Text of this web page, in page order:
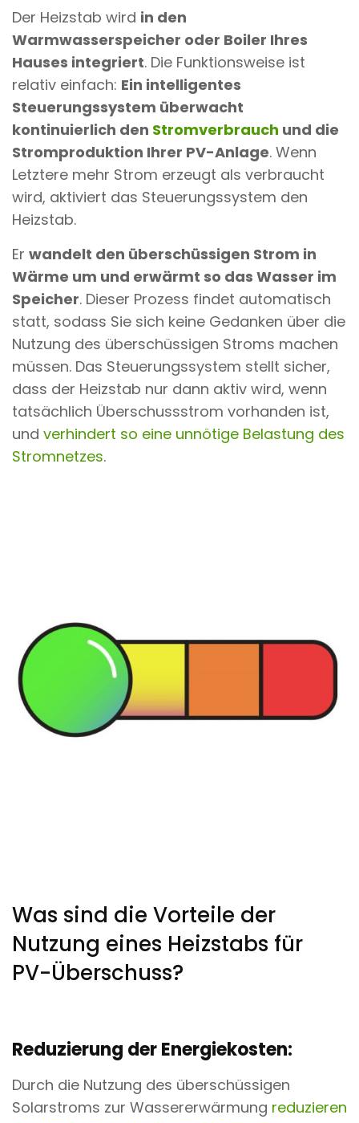
Der Heizstab wird in den
Warmwasserspeicher oder Boiler Ihres
Hauses integriert. Die Funktionsweise ist
relativ einfach: Ein intelligentes
Steuerungssystem überwacht
kontinuierlich den Stromverbrauch und die
Stromproduktion Ihrer PV-Anlage. Wenn
Letztere mehr Strom erzeugt als verbraucht
wird, aktiviert das Steuerungssystem den
Heizstab.
Er wandelt den überschüssigen Strom in
Wärme um und erwärmt so das Wasser im
Speicher. Dieser Prozess findet automatisch
statt, sodass Sie sich keine Gedanken über die
Nutzung des überschüssigen Stroms machen
müssen. Das Steuerungssystem stellt sicher,
dass der Heizstab nur dann aktiv wird, wenn
tatsächlich Überschussstrom vorhanden ist,
und verhindert so eine unnötige Belastung des
Stromnetzes.
Was sind die Vorteile der
Nutzung eines Heizstabs für
PV-Überschuss?
Reduzierung der Energiekosten:
Durch die Nutzung des überschüssigen
Solarstroms zur Wassererwärmung reduzieren